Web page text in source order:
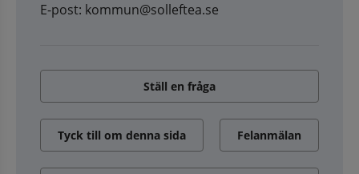
E-post: kommun@solleftea.se
Ställ en fråga
Tyck till om denna sida Felanmälan